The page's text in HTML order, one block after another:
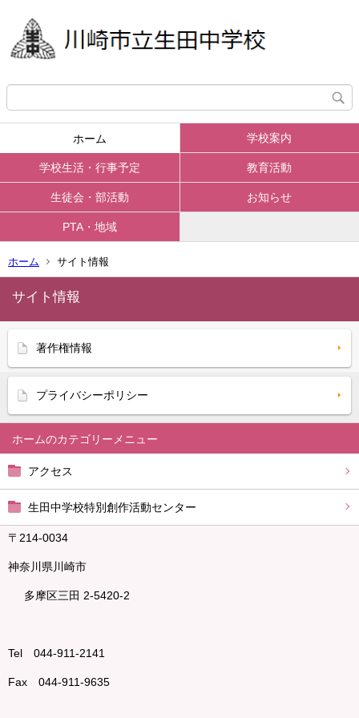
ホーム 学校案内
学校生活・行事予定 教育活動
生徒会・部活動 お知らせ
PTA・地域
ホーム サイト情報
ホーム
アクセス
生田中学校特別創作活動センター
〒214-0034
神奈川県川崎市
多摩区三田 2-5420-2
Tel 044-911-2141
Fax 044-911-9635
サイト情報
著作権情報
プライバシーポリシー